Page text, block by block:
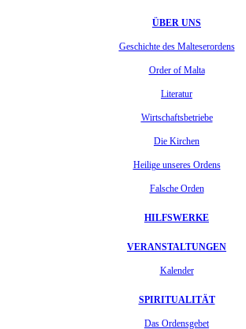
ÜBER UNS
Geschichte des Malteserordens
Order of Malta
Literatur
Wirtschaftsbetriebe
Die Kirchen
Heilige unseres Ordens
Falsche Orden
HILFSWERKE
VERANSTALTUNGEN
Kalender
SPIRITUALITÄT
Das Ordensgebet